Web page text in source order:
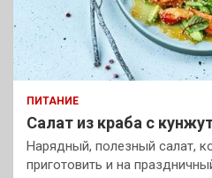
ПИТАНИЕ
Салат из краба с
Нарядный, полезный салат,
приготовить и на